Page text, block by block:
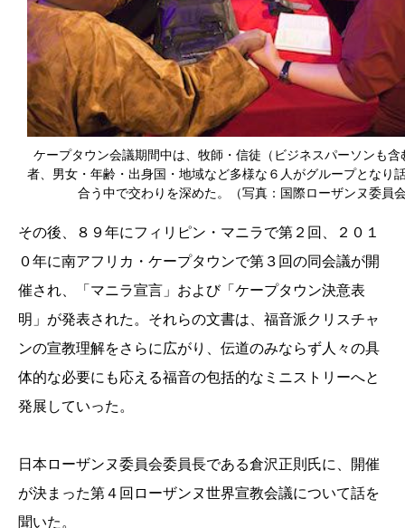
ケープタウン会議期間中は、牧師・信徒（ビジネスパーソンも含
者、男女・年齢・出身国・地域など多様な６人がグループとなり
合う中で交わりを深めた。（写真：国際ローザンヌ委員
その後、８９年にフィリピン・マニラで第２回、２０１
０年に南アフリカ・ケープタウンで第３回の同会議が開
催され、「マニラ宣言」および「ケープタウン決意表
明」が発表された。それらの文書は、福音派クリスチャ
ンの宣教理解をさらに広がり、伝道のみならず人々の具
体的な必要にも応える福音の包括的なミニストリーへと
発展していった。
日本ローザンヌ委員会委員長である倉沢正則氏に、開催
が決まった第４回ローザンヌ世界宣教会議について話を
聞いた。